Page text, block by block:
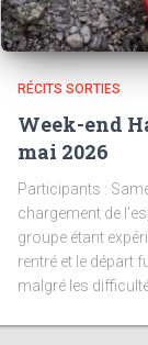
RÉCITS SORTIES
Week-end
mai 2026
Participants :
chargement de
groupe étant
rentré et le départ
malgré les